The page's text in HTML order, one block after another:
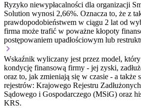
Ryzyko niewypłacalności dla organizacji
Solution wynosi 2,66%. Oznacza to, że z
prawdopodobieństwem w ciągu 2 lat od
firma może trafić w poważne kłopoty
postępowaniem upadłościowym lub
Wskaźnik wyliczany jest przez model,
kondycję finansową firmy - jej zyski,
oraz to, jak zmieniają się w czasie - a także
rejestrów: Krajowego Rejestru
Sądowego i Gospodarczego (MSiG) oraz
KRS.